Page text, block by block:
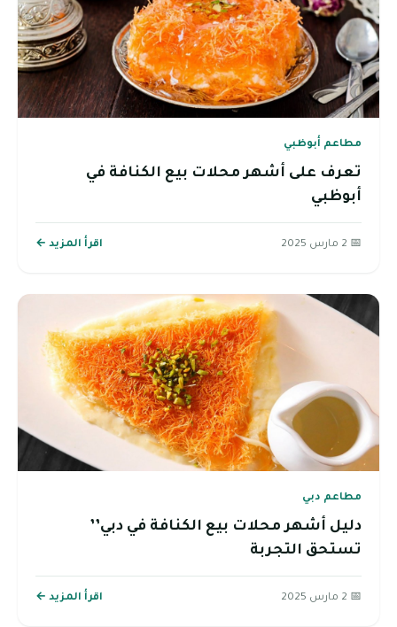
مطاعم أبوظبي
تعرف على أشهر محلات بيع الكنافة في
أبوظبي
📅 2 مارس 2025 اقرأ المزيد ←
مطاعم دبي
دليل أشهر محلات بيع الكنافة في دبي’’
تستحق التجربة
📅 2 مارس 2025 اقرأ المزيد ←